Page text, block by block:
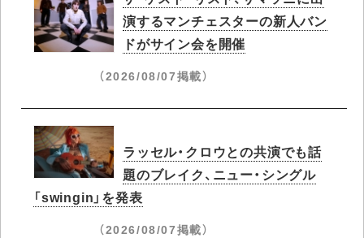
演するマンチェスターの新人バン
ドがサイン会を開催
（2026/08/07掲載）
ラッセル・クロウとの共演でも話
題のブレイク、ニュー・シングル
「swingin」を発表
（2026/08/07掲載）